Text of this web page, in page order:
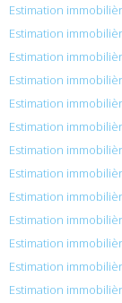
Estimation
Estimation
Estimation
Estimation
Estimation
Estimation
Estimation
Estimation
Estimation
Estimation
Estimation
Estimation
Estimation